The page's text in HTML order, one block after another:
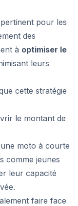
pour les
des
à optimiser le
leurs
cette stratégie
le montant de
moto à courte
comme jeunes
leur capacité
faire face